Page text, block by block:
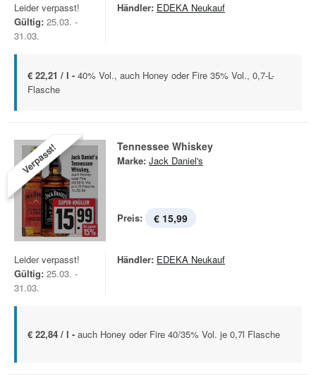
Leider verpasst!
Gültig: 25.03. -
31.03.
Händler: EDEKA Neukauf
€ 22,21 / l - 40% Vol., auch Honey oder Fire 35% Vol., 0,7-L-
Flasche
Verpasst! Tennessee Whiskey
Marke: Jack Daniel's
Preis: € 15,99
Leider verpasst!
Gültig: 25.03. -
31.03.
Händler: EDEKA Neukauf
€ 22,84 / l - auch Honey oder Fire 40/35% Vol. je 0,7l Flasche